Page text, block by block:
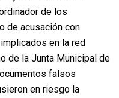
de los
de acusación con
en la red
de la Junta Municipal de
falsos
en riesgo la